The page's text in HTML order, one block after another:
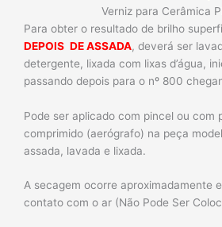
Verniz para Cerâmica
Para obter o resultado de brilho
DEPOIS DE ASSADA, deverá ser
detergente, lixada com lixas d’água,
passando depois para o nº 800
Pode ser aplicado com pincel ou com
comprimido (aerógrafo) na peça
assada, lavada e lixada.
A secagem ocorre aproximadamente
contato com o ar (Não Pode Ser